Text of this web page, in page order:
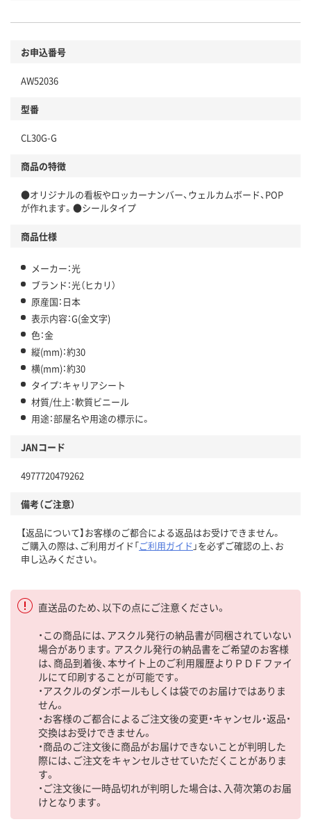
お申込番号
AW52036
型番
CL30G-G
商品の特徴
●オリジナルの看板やロッカーナンバー、ウェルカムボード、POP
が作れます。●シールタイプ
商品仕様
メーカー：光
ブランド：光（ヒカリ）
原産国：日本
表示内容：G(金文字)
色：金
縦(mm)：約30
横(mm)：約30
タイプ：キャリアシート
材質/仕上：軟質ビニール
用途：部屋名や用途の標示に。
JANコード
4977720479262
備考（ご注意）
【返品について】お客様のご都合による返品はお受けできません。
ご購入の際は、ご利用ガイド「ご利用ガイド 」を必ずご確認の上、お
申し込みください。
直送品のため、以下の点にご注意ください。
・この商品には、アスクル発行の納品書が同梱されていない
場合があります。アスクル発行の納品書をご希望のお客様
は、商品到着後、本サイト上のご利用履歴よりＰＤＦファイ
ルにて印刷することが可能です。
・アスクルのダンボールもしくは袋でのお届けではありま
せん。
・お客様のご都合によるご注文後の変更・キャンセル・返品・
交換はお受けできません。
・商品のご注文後に商品がお届けできないことが判明した
際には、ご注文をキャンセルさせていただくことがありま
す。
・ご注文後に一時品切れが判明した場合は、入荷次第のお届
けとなります。